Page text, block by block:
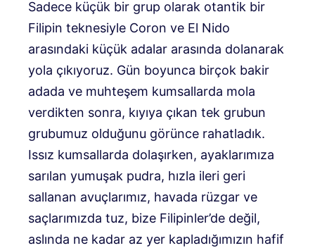
Sadece küçük bir grup olarak otantik bir
Filipin teknesiyle Coron ve El Nido
arasındaki küçük adalar arasında dolanarak
yola çıkıyoruz. Gün boyunca birçok bakir
adada ve muhteşem kumsallarda mola
verdikten sonra, kıyıya çıkan tek grubun
grubumuz olduğunu görünce rahatladık.
Issız kumsallarda dolaşırken, ayaklarımıza
sarılan yumuşak pudra, hızla ileri geri
sallanan avuçlarımız, havada rüzgar ve
saçlarımızda tuz, bize Filipinler’de değil,
aslında ne kadar az yer kapladığımızın hafif